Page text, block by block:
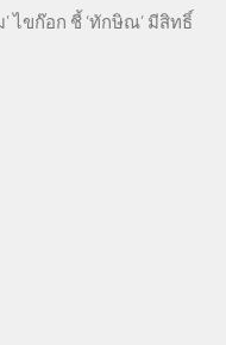
’ ไขก๊อก ชี้ ‘ทักษิณ’ มีสิทธิ์